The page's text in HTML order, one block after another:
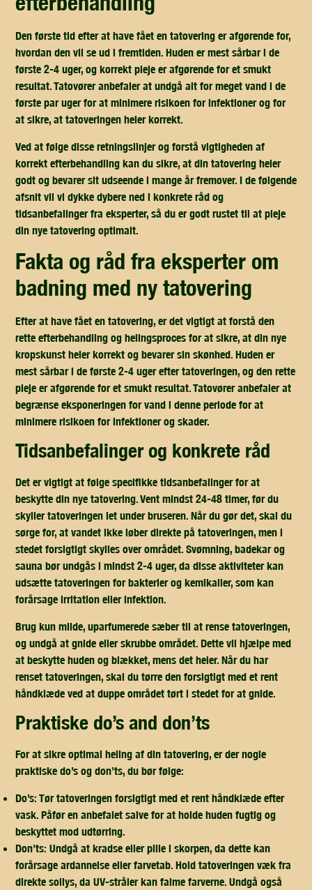
Den første tid efter at have fået en tatovering er afgørende for,
hvordan den vil se ud i fremtiden. Huden er mest sårbar i de
første 2-4 uger, og korrekt pleje er afgørende for et smukt
resultat. Tatovører anbefaler at undgå alt for meget vand i de
første par uger for at minimere risikoen for infektioner og for
at sikre, at tatoveringen heler korrekt.
Ved at følge disse retningslinjer og forstå vigtigheden af
korrekt efterbehandling kan du sikre, at din tatovering heler
godt og bevarer sit udseende i mange år fremover. I de følgende
afsnit vil vi dykke dybere ned i konkrete råd og
tidsanbefalinger fra eksperter, så du er godt rustet til at pleje
din nye tatovering optimalt.
fakta og råd fra eksperter om
badning med ny tatovering
Efter at have fået en tatovering, er det vigtigt at forstå den
rette efterbehandling og helingsproces for at sikre, at din nye
kropskunst heler korrekt og bevarer sin skønhed. Huden er
mest sårbar i de første 2-4 uger efter tatoveringen, og den rette
pleje er afgørende for et smukt resultat. Tatovører anbefaler at
begrænse eksponeringen for vand i denne periode for at
minimere risikoen for infektioner og skader.
tidsanbefalinger og konkrete råd
Det er vigtigt at følge specifikke tidsanbefalinger for at
beskytte din nye tatovering. Vent mindst 24-48 timer, før du
skyller tatoveringen let under bruseren. Når du gør det, skal du
sørge for, at vandet ikke løber direkte på tatoveringen, men i
stedet forsigtigt skylles over området. Svømning, badekar og
sauna bør undgås i mindst 2-4 uger, da disse aktiviteter kan
udsætte tatoveringen for bakterier og kemikalier, som kan
forårsage irritation eller infektion.
Brug kun milde, uparfumerede sæber til at rense tatoveringen,
og undgå at gnide eller skrubbe området. Dette vil hjælpe med
at beskytte huden og blækket, mens det heler. Når du har
renset tatoveringen, skal du tørre den forsigtigt med et rent
håndklæde ved at duppe området tørt i stedet for at gnide.
praktiske do’s and don’ts
For at sikre optimal heling af din tatovering, er der nogle
praktiske do’s og don’ts, du bør følge:
Do’s: Tør tatoveringen forsigtigt med et rent håndklæde efter
vask. Påfør en anbefalet salve for at holde huden fugtig og
beskyttet mod udtørring.
Don’ts: Undgå at kradse eller pille i skorpen, da dette kan
forårsage ardannelse eller farvetab. Hold tatoveringen væk fra
direkte sollys, da UV-stråler kan falme farverne. Undgå også